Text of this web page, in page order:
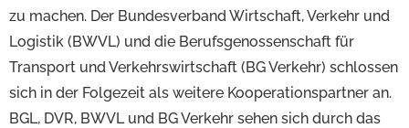
zu machen. Der Bundesverband Wirtschaft, Verkehr und
Logistik (BWVL) und die Berufsgenossenschaft für
Transport und Verkehrswirtschaft (BG Verkehr) schlossen
sich in der Folgezeit als weitere Kooperationspartner an.
BGL, DVR, BWVL und BG Verkehr sehen sich durch das